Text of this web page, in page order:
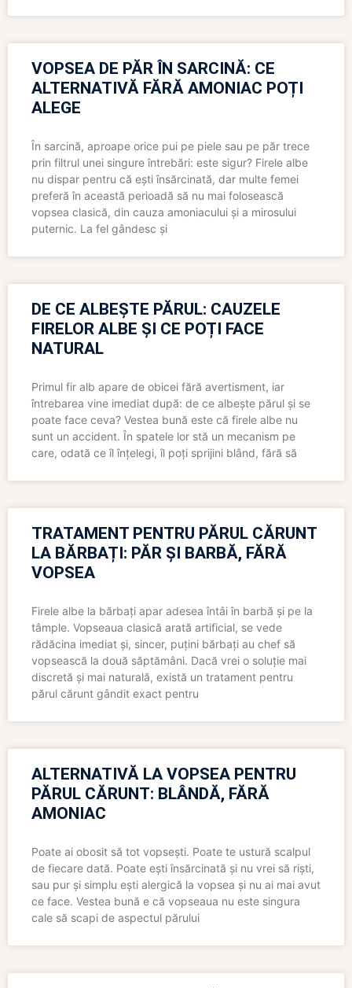
VOPSEA DE PĂR ÎN SARCINĂ: CE
ALTERNATIVĂ FĂRĂ AMONIAC POȚI
ALEGE
În sarcină, aproape orice pui pe piele sau pe păr trece
prin filtrul unei singure întrebări: este sigur? Firele albe
nu dispar pentru că ești însărcinată, dar multe femei
preferă în această perioadă să nu mai folosească
vopsea clasică, din cauza amoniacului și a mirosului
puternic. La fel gândesc și
DE CE ALBEȘTE PĂRUL: CAUZELE
FIRELOR ALBE ȘI CE POȚI FACE
NATURAL
Primul fir alb apare de obicei fără avertisment, iar
întrebarea vine imediat după: de ce albește părul și se
poate face ceva? Vestea bună este că firele albe nu
sunt un accident. În spatele lor stă un mecanism pe
care, odată ce îl înțelegi, îl poți sprijini blând, fără să
TRATAMENT PENTRU PĂRUL CĂRUNT
LA BĂRBAȚI: PĂR ȘI BARBĂ, FĂRĂ
VOPSEA
Firele albe la bărbați apar adesea întâi în barbă și pe la
tâmple. Vopseaua clasică arată artificial, se vede
rădăcina imediat și, sincer, puțini bărbați au chef să
vopsească la două săptămâni. Dacă vrei o soluție mai
discretă și mai naturală, există un tratament pentru
părul cărunt gândit exact pentru
ALTERNATIVĂ LA VOPSEA PENTRU
PĂRUL CĂRUNT: BLÂNDĂ, FĂRĂ
AMONIAC
Poate ai obosit să tot vopsești. Poate te ustură scalpul
de fiecare dată. Poate ești însărcinată și nu vrei să riști,
sau pur și simplu ești alergică la vopsea și nu ai mai avut
ce face. Vestea bună e că vopseaua nu este singura
cale să scapi de aspectul părului